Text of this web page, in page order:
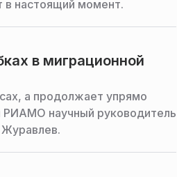
в настоящий момент.
в миграционной
а продолжает упрямо
РИАМО научный руководитель